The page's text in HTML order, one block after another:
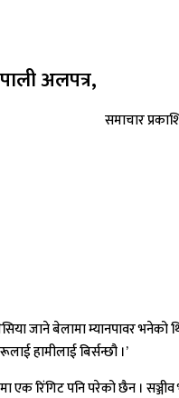
अलपत्र,
समाचार
जाने बेलामा म्यानपावर भनेको
हामीलाई बिर्सन्छौ ।’
एक रिंगिट पनि परेको छैन । सञ्जीव